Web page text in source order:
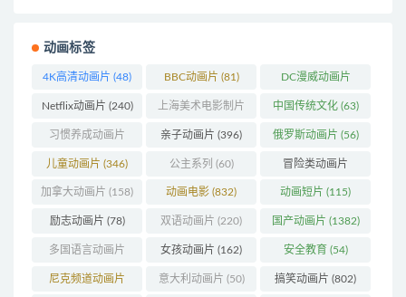
动画标签
4K高清动画片 (48) BBC动画片 (81) DC漫威动画片
(103)
Netflix动画片 (240) 上海美术电影制片
厂(126)
中国传统文化(63)
习惯养成动画片
(74)
亲子动画片 (396) 俄罗斯动画片 (56)
儿童动画片 (346) 公主系列 (60) 冒险类动画片
(1271)
加拿大动画片 (158) 动画电影 (832) 动画短片 (115)
励志动画片 (78) 双语动画片 (220) 国产动画片 (1382)
多国语言动画片
(179)
女孩动画片 (162) 安全教育 (54)
尼克频道动画片 意大利动画片 (50) 搞笑动画片 (802)